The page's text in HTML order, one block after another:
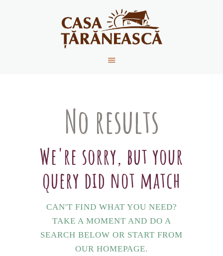
REȚETE
CONTACT
No results
We're sorry, but your
query did not match
CAN'T FIND WHAT YOU NEED?
TAKE A MOMENT AND DO A
SEARCH BELOW OR START FROM
OUR HOMEPAGE.